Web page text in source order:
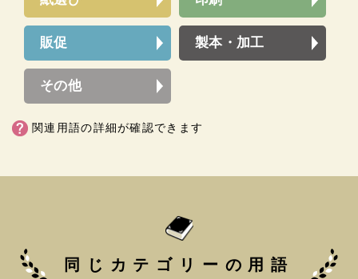
販促 製本・加工
その他
関連用語の詳細が確認できます
同じカテゴリーの用語